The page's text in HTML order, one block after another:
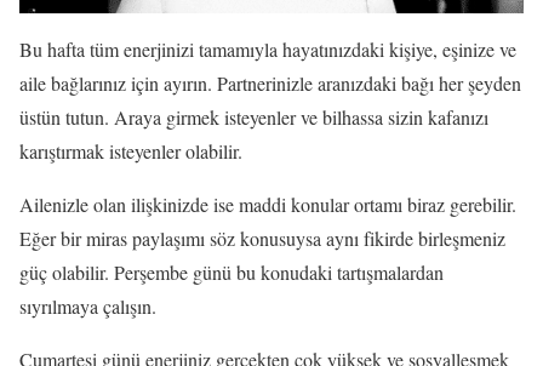
Bu hafta tüm enerjinizi tamamıyla hayatınızdaki kişiye, eşinize ve
aile bağlarınız için ayırın. Partnerinizle aranızdaki bağı her şeyden
üstün tutun. Araya girmek isteyenler ve bilhassa sizin kafanızı
karıştırmak isteyenler olabilir.
Ailenizle olan ilişkinizde ise maddi konular ortamı biraz gerebilir.
Eğer bir miras paylaşımı söz konusuysa aynı fikirde birleşmeniz
güç olabilir. Perşembe günü bu konudaki tartışmalardan
sıyrılmaya çalışın.
Cumartesi günü enerjiniz gerçekten çok yüksek ve sosyalleşmek